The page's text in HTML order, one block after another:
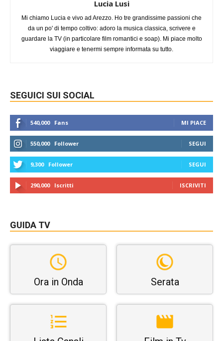
Lucia Lusi
Mi chiamo Lucia e vivo ad Arezzo. Ho tre grandissime passioni che
da un po' di tempo coltivo: adoro la musica classica, scrivere e
guardare la TV (in particolare film romantici e soap). Mi piace molto
viaggiare e tenermi sempre informata su tutto.
SEGUICI SUI SOCIAL
540,000 Fans MI PIACE
550,000 Follower SEGUI
9,300 Follower SEGUI
290,000 Iscritti ISCRIVITI
GUIDA TV
Ora in Onda Serata